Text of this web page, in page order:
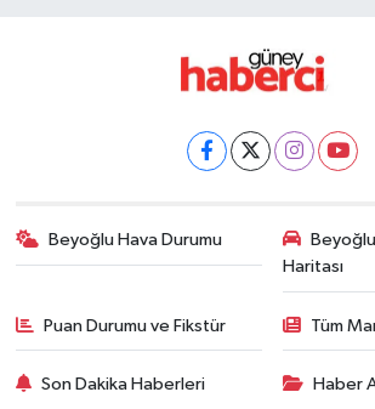
Beyoğlu Hava Durumu
Haritası
Puan Durumu ve Fikstür Tüm
Son Dakika Haberleri Haber